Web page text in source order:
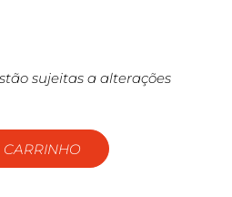
sujeitas a alterações